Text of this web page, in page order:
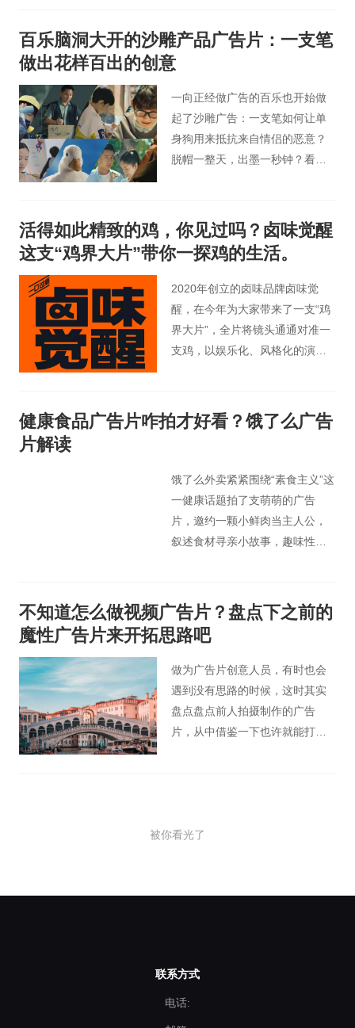
百乐脑洞大开的沙雕产品广告片：一支笔
做出花样百出的创意
一向正经做广告的百乐也开始做
起了沙雕广告：一支笔如何让单
身狗用来抵抗来自情侣的恶意？
脱帽一整天，出墨一秒钟？看完
操作！
活得如此精致的鸡，你见过吗？卤味觉醒
这支“鸡界大片”带你一探鸡的生活。
2020年创立的卤味品牌卤味觉
醒，在今年为大家带来了一支“鸡
界大片”，全片将镜头通通对准一
支鸡，以娱乐化、风格化的演
面前。
健康食品广告片咋拍才好看？饿了么广告
片解读
饿了么外卖紧紧围绕“素食主义”这
一健康话题拍了支萌萌的广告
片，邀约一颗小鲜肉当主人公，
叙述食材寻亲小故事，趣味性开
不知道怎么做视频广告片？盘点下之前的
魔性广告片来开拓思路吧
做为广告片创意人员，有时也会
遇到没有思路的时候，这时其实
盘点盘点前人拍摄制作的广告
片，从中借鉴一下也许就能打开
的“沙雕”广告。所以今天桃花谷广
子疼。
被你看光了
联系方式
电话: